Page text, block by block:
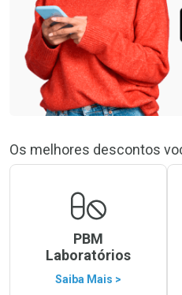
Os melhores descontos
PBM
Laboratórios
Saiba Mais >